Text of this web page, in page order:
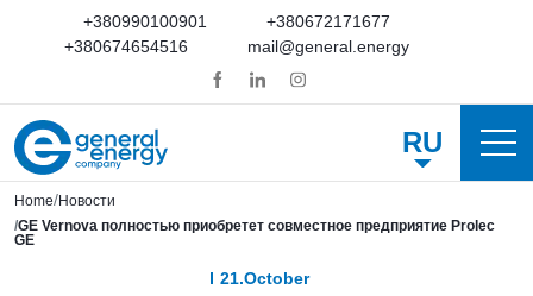
+380990100901
+380672171677
+380674654516
mail@general.energy
RU
Home Новости
GE Vernova полностью приобретет совместное предприятие Prolec
GE
21.October